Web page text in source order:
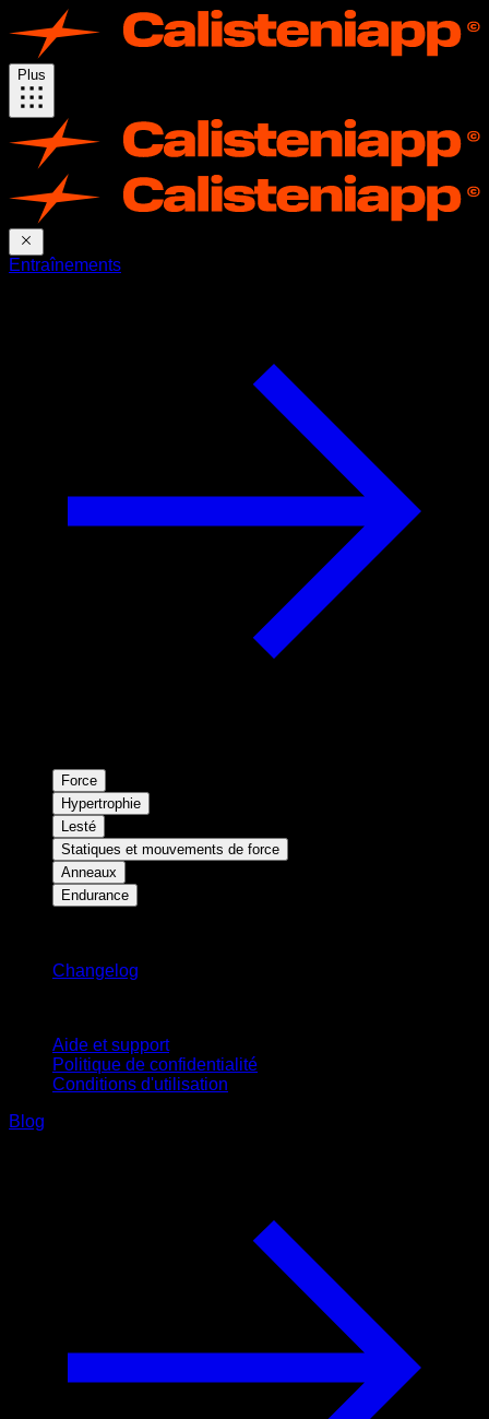
Plus
Entraînements
Force
Hypertrophie
Lesté
Statiques et mouvements de force
Anneaux
Endurance
Changelog
Aide et support
Politique de confidentialité
Conditions d'utilisation
Blog